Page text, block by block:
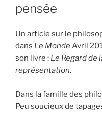
pensée
Un article sur le
dans Le MondeAvril
son livre : Le Regard de
représentation.
Dans la famille des
Peu soucieux de